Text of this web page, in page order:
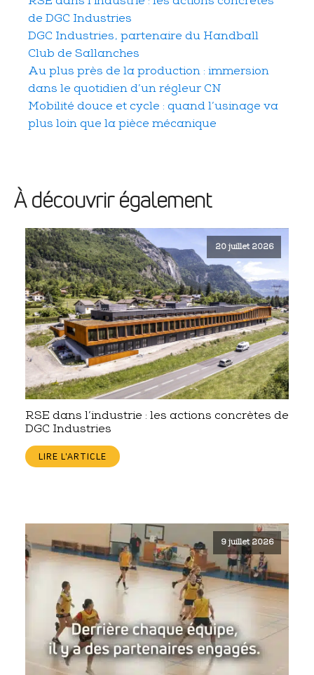
de DGC Industries
DGC Industries, partenaire du Handball
Club de Sallanches
Au plus près de la production : immersion
dans le quotidien d’un régleur CN
Mobilité douce et cycle : quand l’usinage va
plus loin que la pièce mécanique
À découvrir également
20 juillet 2026
RSE dans l’industrie : les actions concrètes de
DGC Industries
LIRE L'ARTICLE
9 juillet 2026